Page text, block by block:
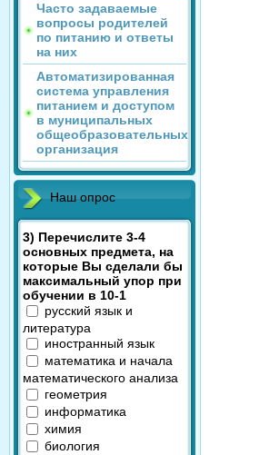
Часто задаваемые
вопросы родителей
по питанию и ответы
на них
Автоматизированная
система управления
питанием и доступом
в муниципальных
общеобразовательных
организация
Наш опрос
3) Перечислите 3-4
основных предмета, на
которые Вы сделали бы
максимальный упор при
обучении в 10-1
русский язык и
литература
иностранный язык
математика и начала
математического анализа
геометрия
информатика
химия
биология